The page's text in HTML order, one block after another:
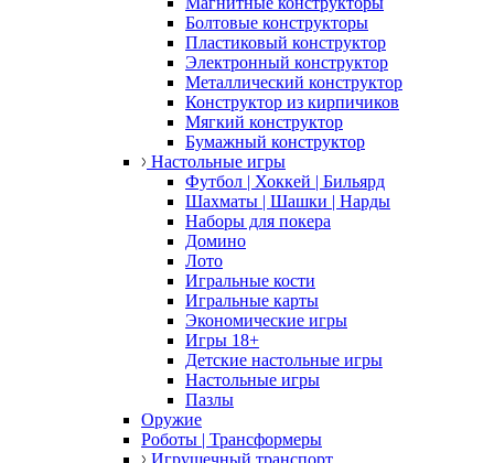
Болтовые конструкторы
Пластиковый конструктор
Электронный конструктор
Металлический конструктор
Конструктор из кирпичиков
Мягкий конструктор
Бумажный конструктор
Настольные игры
Футбол | Хоккей | Бильярд
Шахматы | Шашки | Нарды
Наборы для покера
Домино
Лото
Игральные кости
Игральные карты
Экономические игры
Игры 18+
Детские настольные игры
Настольные игры
Пазлы
Оружие
Роботы | Трансформеры
Игрушечный транспорт